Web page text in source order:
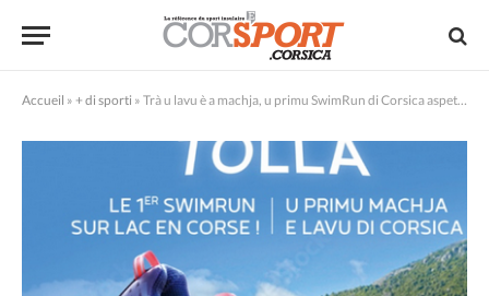
Accueil » + di sporti » Trà u lavu è a machja, u primu SwimRun di Corsica aspetta 200 participanti in Tolla per prumove u sport d’impresa è u benistà à u travagliu